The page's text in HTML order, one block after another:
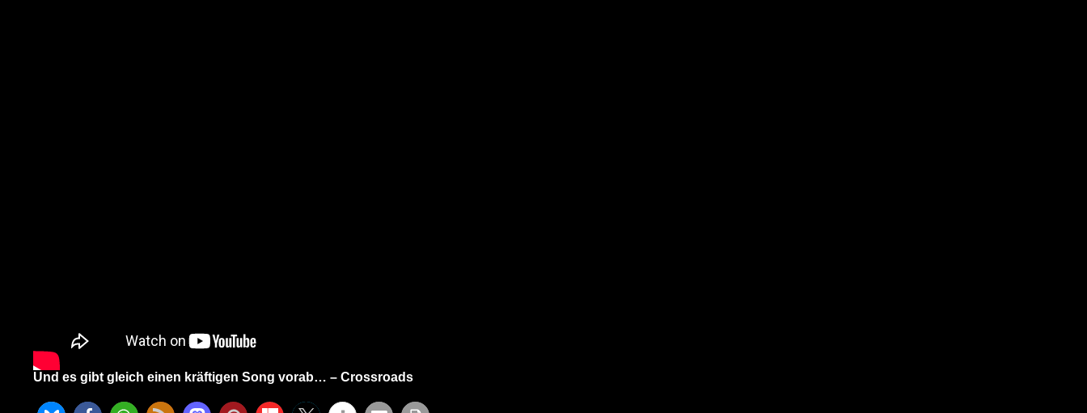
Und es gibt gleich einen kräftigen Song vorab… – Crossroads